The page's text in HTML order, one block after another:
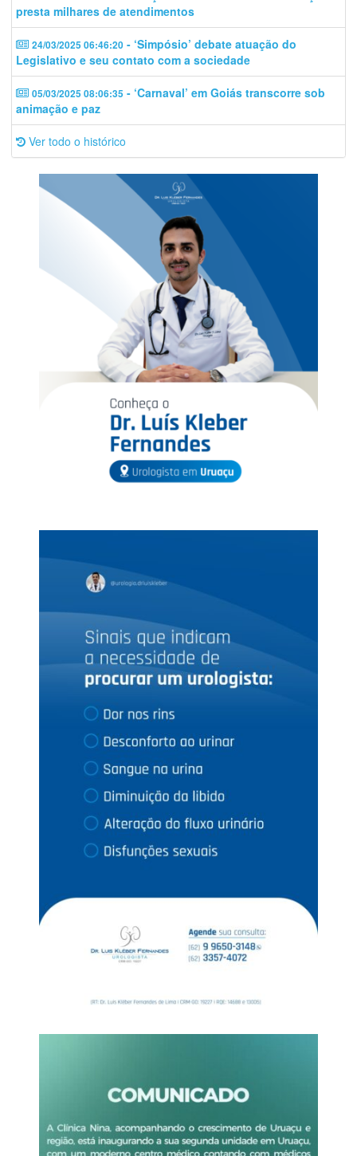
presta milhares de atendimentos
24/03/2025 06:46:20 - ‘Simpósio’ debate atuação do
Legislativo e seu contato com a sociedade
05/03/2025 08:06:35 - ‘Carnaval’ em Goiás transcorre sob
animação e paz
Ver todo o histórico